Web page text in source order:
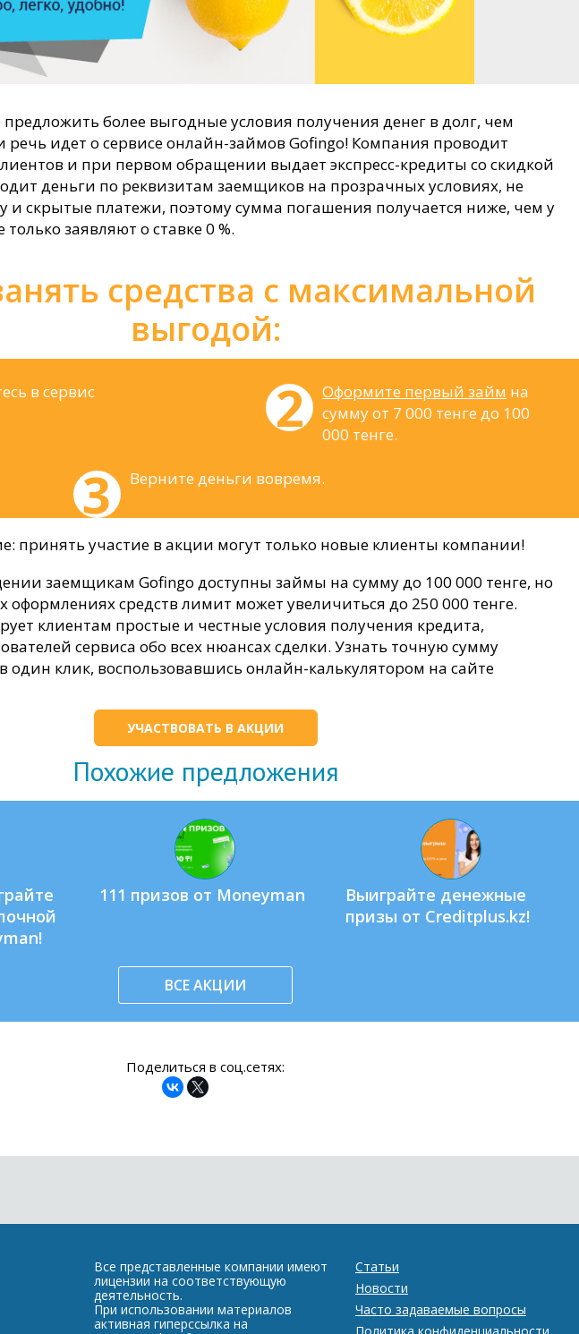
более выгодные условия получения денег в долг, чем
речь идет о сервисе онлайн-займов Gofingo! Компания проводит
и при первом обращении выдает экспресс-кредиты со скидкой
деньги по реквизитам заемщиков на прозрачных условиях, не
и скрытые платежи, поэтому сумма погашения получается ниже, чем у
заявляют о ставке 0 %.
средства с максимальной
выгодой:
в сервис
Оформите первый займ на
сумму от 7 000 тенге до 100
000 тенге.
Верните деньги вовремя.
принять участие в акции могут только новые клиенты компании!
заемщикам Gofingo доступны займы на сумму до 100 000 тенге, но
средств лимит может увеличиться до 250 000 тенге.
клиентам простые и честные условия получения кредита,
сервиса обо всех нюансах сделки. Узнать точную сумму
клик, воспользовавшись онлайн-калькулятором на сайте
УЧАСТВОВАТЬ В АКЦИИ
Похожие предложения
111 призов от Moneyman
Выиграйте денежные
призы от Creditplus.kz!
ВСЕ АКЦИИ
Поделиться в соц.сетях:
Все представленные компании имеют
лицензии на соответствующую
деятельность.
При использовании материалов
активная гиперссылка на
Статьи
Новости
Часто задаваемые вопросы